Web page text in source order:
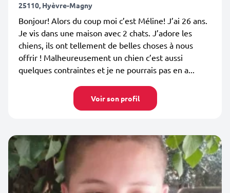
25110, Hyèvre-Magny
Bonjour! Alors du coup moi c’est Méline! J’ai 26 ans.
Je vis dans une maison avec 2 chats. J’adore les
chiens, ils ont tellement de belles choses à nous
offrir ! Malheureusement un chien c’est aussi
quelques contraintes et je ne pourrais pas en a...
Voir son profil